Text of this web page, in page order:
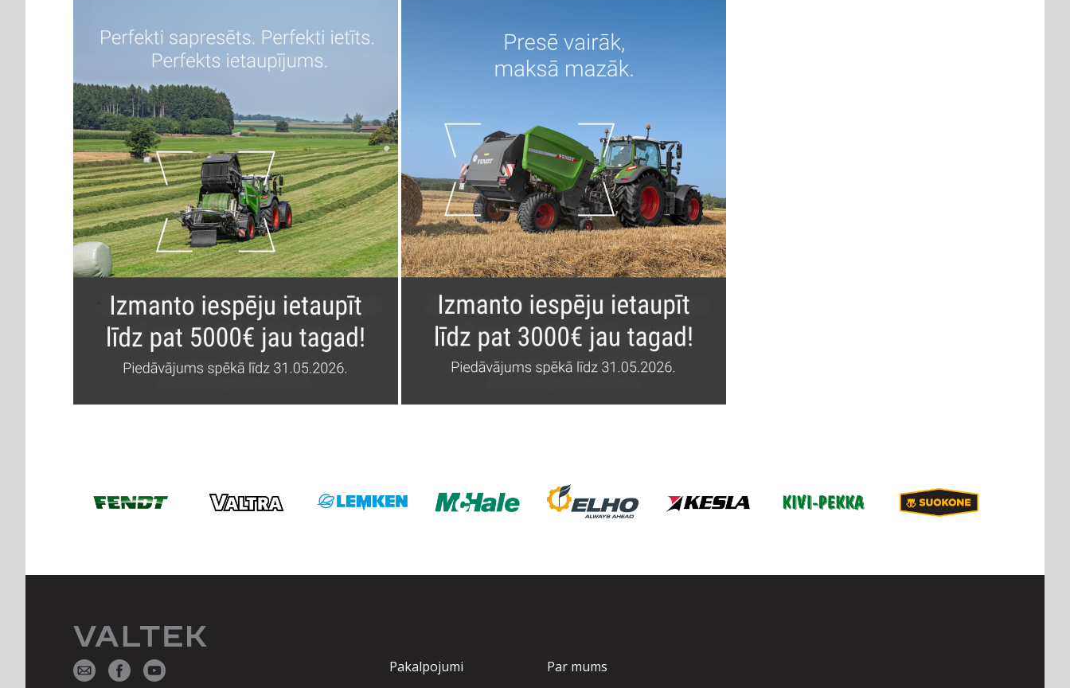
Pakalpojumi Par mums